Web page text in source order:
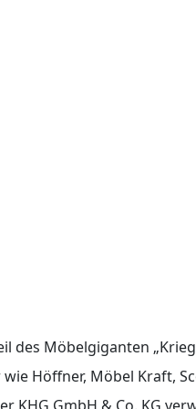
des Möbelgiganten
Höffner, Möbel Kraft,